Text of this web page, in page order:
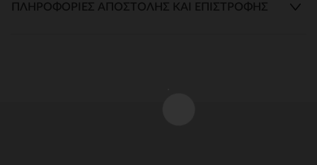
ΠΛΗΡΟΦΟΡΊΕΣ ΑΠΟΣΤΟΛΉΣ ΚΑΙ ΕΠΙΣΤΡΟΦΉΣ